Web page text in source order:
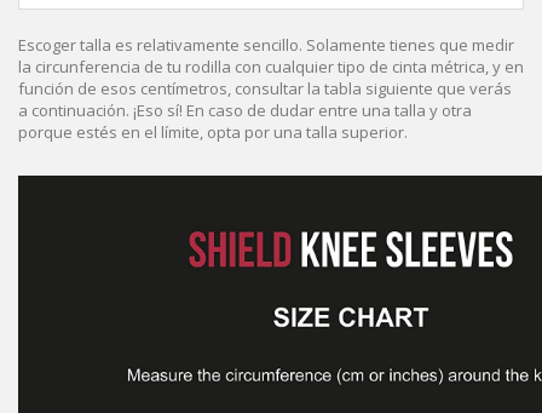
Escoger talla es relativamente sencillo. Solamente tienes que medir
la circunferencia de tu rodilla con cualquier tipo de cinta métrica, y en
función de esos centímetros, consultar la tabla siguiente que verás
a continuación. ¡Eso sí! En caso de dudar entre una talla y otra
porque estés en el límite, opta por una talla superior.